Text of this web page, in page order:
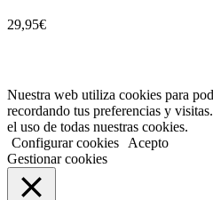
29,95€
Nuestra web utiliza cookies para
recordando tus preferencias y
el uso de todas nuestras cookies.
Configurar cookies
Acepto
Gestionar cookies